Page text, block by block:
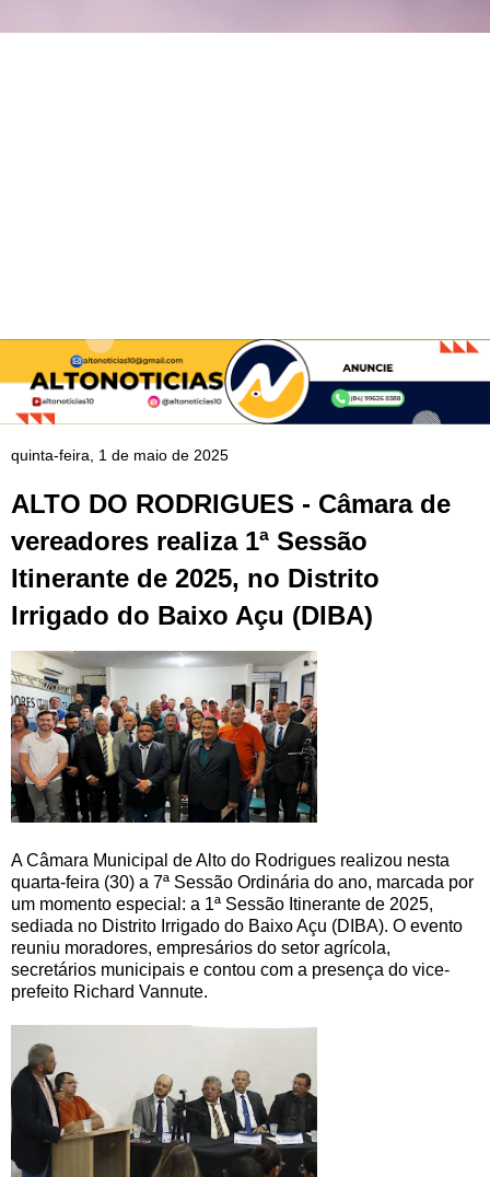
quinta-feira, 1 de maio de 2025
ALTO DO RODRIGUES - Câmara de
vereadores realiza 1ª Sessão
Itinerante de 2025, no Distrito
Irrigado do Baixo Açu (DIBA)
A Câmara Municipal de Alto do Rodrigues realizou nesta
quarta-feira (30) a 7ª Sessão Ordinária do ano, marcada por
um momento especial: a 1ª Sessão Itinerante de 2025,
sediada no Distrito Irrigado do Baixo Açu (DIBA). O evento
reuniu moradores, empresários do setor agrícola,
secretários municipais e contou com a presença do vice-
prefeito Richard Vannute.